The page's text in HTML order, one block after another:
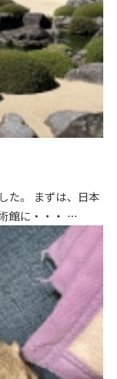
た。 まずは、日本
館に・・・ …